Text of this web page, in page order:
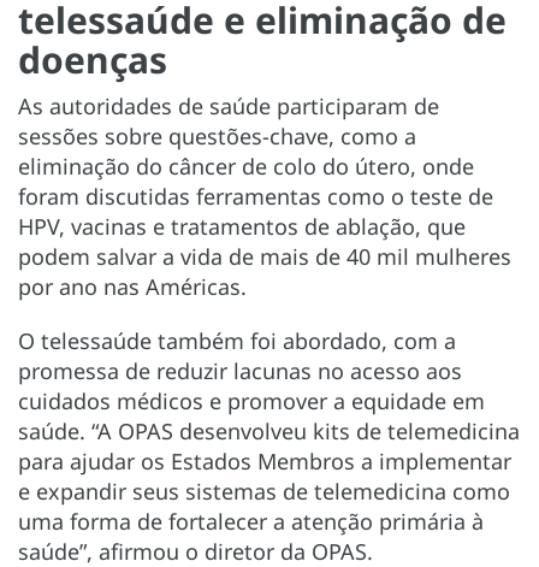
telessaúde e eliminação de
doenças
As autoridades de saúde participaram de
sessões sobre questões-chave, como a
eliminação do câncer de colo do útero, onde
foram discutidas ferramentas como o teste de
HPV, vacinas e tratamentos de ablação, que
podem salvar a vida de mais de 40 mil mulheres
por ano nas Américas.
O telessaúde também foi abordado, com a
promessa de reduzir lacunas no acesso aos
cuidados médicos e promover a equidade em
saúde. “A OPAS desenvolveu kits de telemedicina
para ajudar os Estados Membros a implementar
e expandir seus sistemas de telemedicina como
uma forma de fortalecer a atenção primária à
saúde”, afirmou o diretor da OPAS.